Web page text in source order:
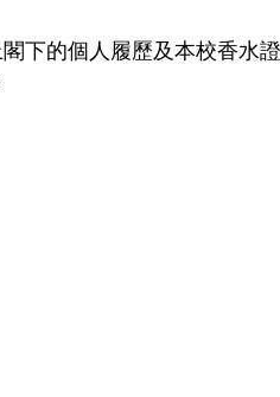
下的個人履歷及本校香水